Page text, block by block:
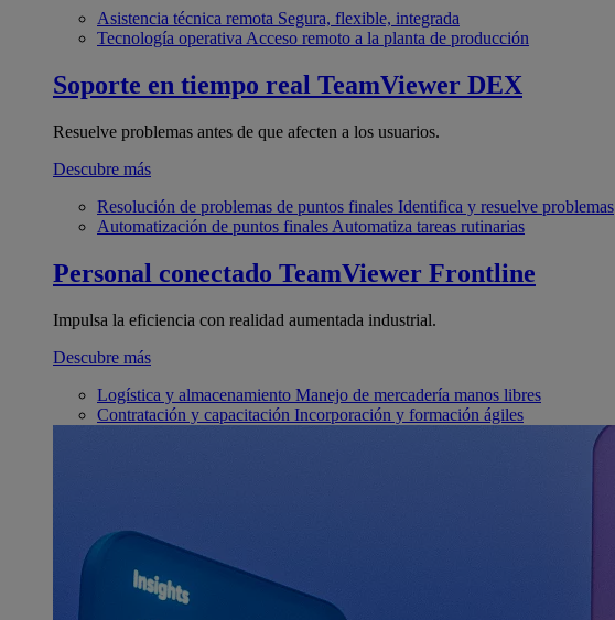
Asistencia técnica remota Segura, flexible, integrada
Tecnología operativa Acceso remoto a la planta de producción
Soporte en tiempo real TeamViewer DEX
Resuelve problemas antes de que afecten a los usuarios.
Descubre más
Resolución de problemas de puntos finales Identifica y resuelve problemas
Automatización de puntos finales Automatiza tareas rutinarias
Personal conectado TeamViewer Frontline
Impulsa la eficiencia con realidad aumentada industrial.
Descubre más
Logística y almacenamiento Manejo de mercadería manos libres
Contratación y capacitación Incorporación y formación ágiles